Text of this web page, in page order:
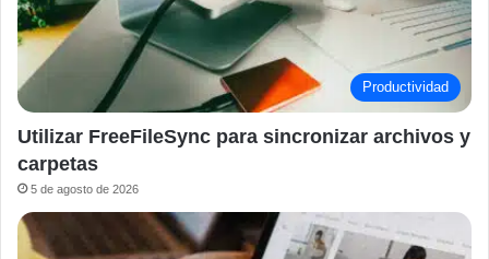
Productividad
Utilizar FreeFileSync para sincronizar archivos y
carpetas
5 de agosto de 2026